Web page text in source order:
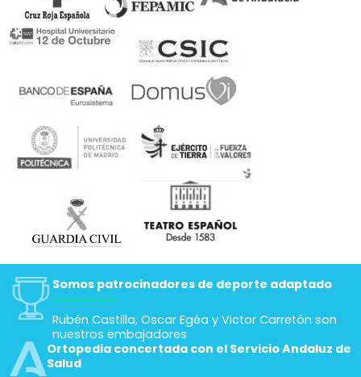
Somos patrocinadores de deporte adaptado
Rubén Castilla, Oscar Egéa y Victor Carretón son
nuestros embajadores
Ortopedia concertada con el Servicio Andaluz de
Salud